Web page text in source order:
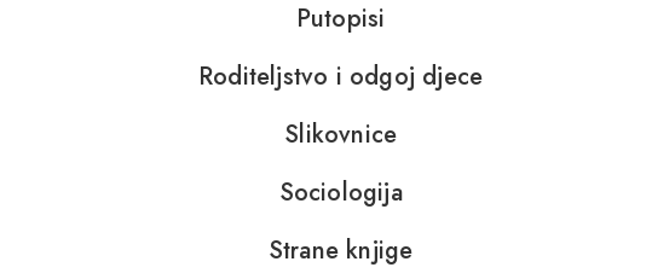
Putopisi
Roditeljstvo i odgoj djece
Slikovnice
Sociologija
Strane knjige